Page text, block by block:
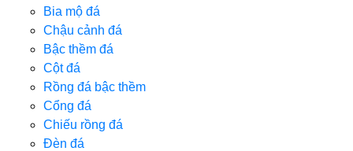
Bia mộ đá
Chậu cảnh đá
Bậc thềm đá
Cột đá
Rồng đá bậc thềm
Cổng đá
Chiếu rồng đá
Đèn đá